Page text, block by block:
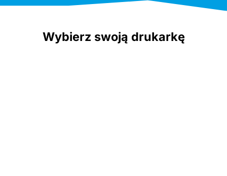
Wybierz swoją drukarkę